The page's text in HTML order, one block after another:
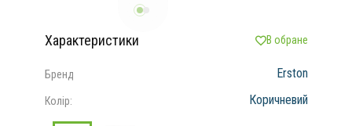
Характеристики В обране
Бренд Erston
Колір: Коричневий